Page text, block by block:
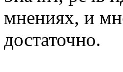
мнениях, и
достаточно.